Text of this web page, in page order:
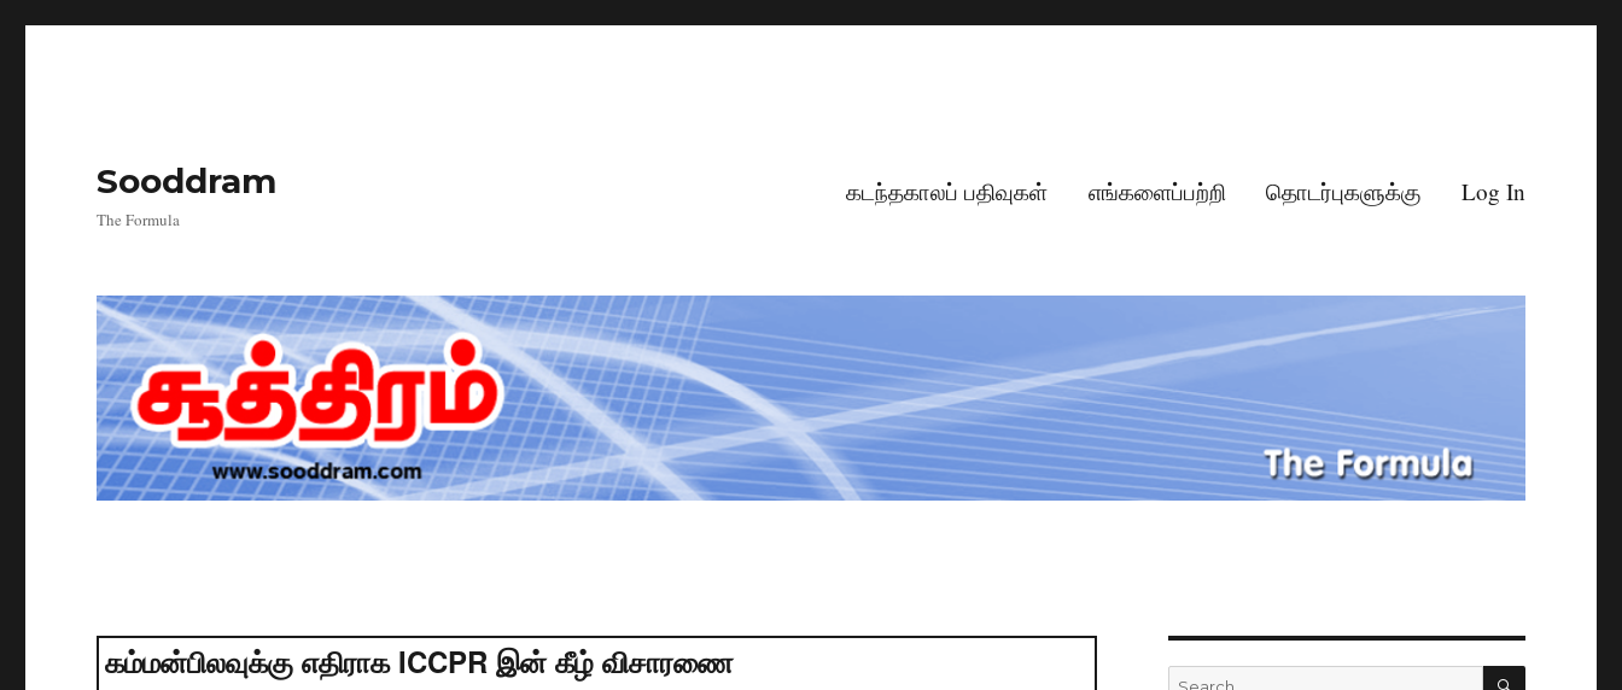
Sooddram
The Formula
கடந்தகாலப் பதிவுகள் எங்களைப்பற்றி தொடர்புகளுக்கு Log In
கம்மன்பிலவுக்கு எதிராக ICCPR இன் கீழ் விசாரணை
Search
SEARCH